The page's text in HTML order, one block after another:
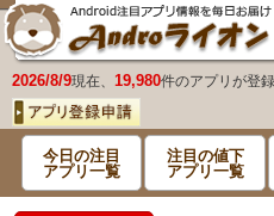
2026/8/9現在、 19,980件のアプリが登
今日の注目
アプリ一覧
注目の値下
アプリ一覧